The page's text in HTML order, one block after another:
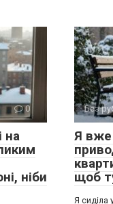
0
на
ніби
Без
Я вже
щоб
Я сиділа